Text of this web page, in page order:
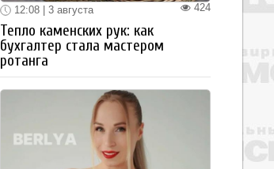
424
12:08 | 3 августа
Тепло каменских рук: как
бухгалтер стала мастером
ротанга